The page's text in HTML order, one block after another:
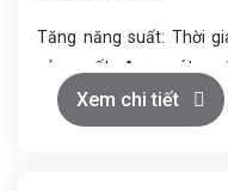
Tăng năng suất: Thời
sản xuất được rút
đáng kể.
Đảm bảo chất lượng
Xem chi tiết